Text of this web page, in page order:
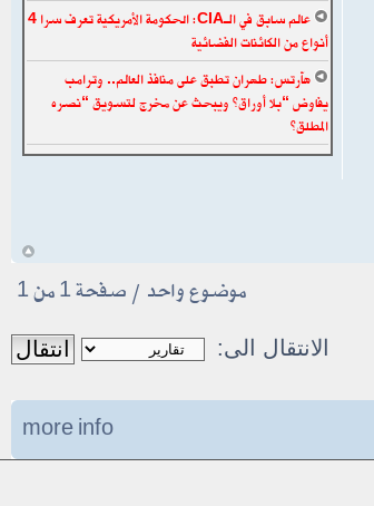
عالم سابق في الـCIA: الحكومة الأمريكية تعرف سرا 4
أنواع من الكائنات الفضائية
هآرتس: طهران تطبق على منافذ العالم.. وترامب
يفاوض “بلا أوراق” ويبحث عن مخرج لتسويق “نصره
المطلق”
موضوع واحد • صفحة1من1
الانتقال الى:
more info